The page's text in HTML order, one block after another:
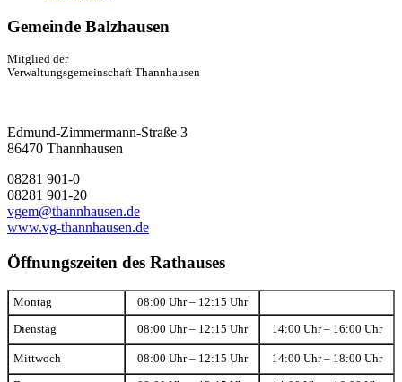
Gemeinde Balzhausen
Mitglied der
Verwaltungsgemeinschaft Thannhausen
Edmund-Zimmermann-Straße 3
86470 Thannhausen
08281 901-0
08281 901-20
vgem@thannhausen.de
www.vg-thannhausen.de
Öffnungszeiten des Rathauses
Montag 08:00 Uhr – 12:15 Uhr
Dienstag 08:00 Uhr – 12:15 Uhr 14:00 Uhr – 16:00 Uhr
Mittwoch 08:00 Uhr – 12:15 Uhr 14:00 Uhr – 18:00 Uhr